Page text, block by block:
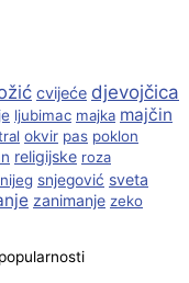
cvijeće djevojčica
ljubimac majka majčin
okvir pas poklon
religijske roza
snjegović sveta
zanimanje zeko